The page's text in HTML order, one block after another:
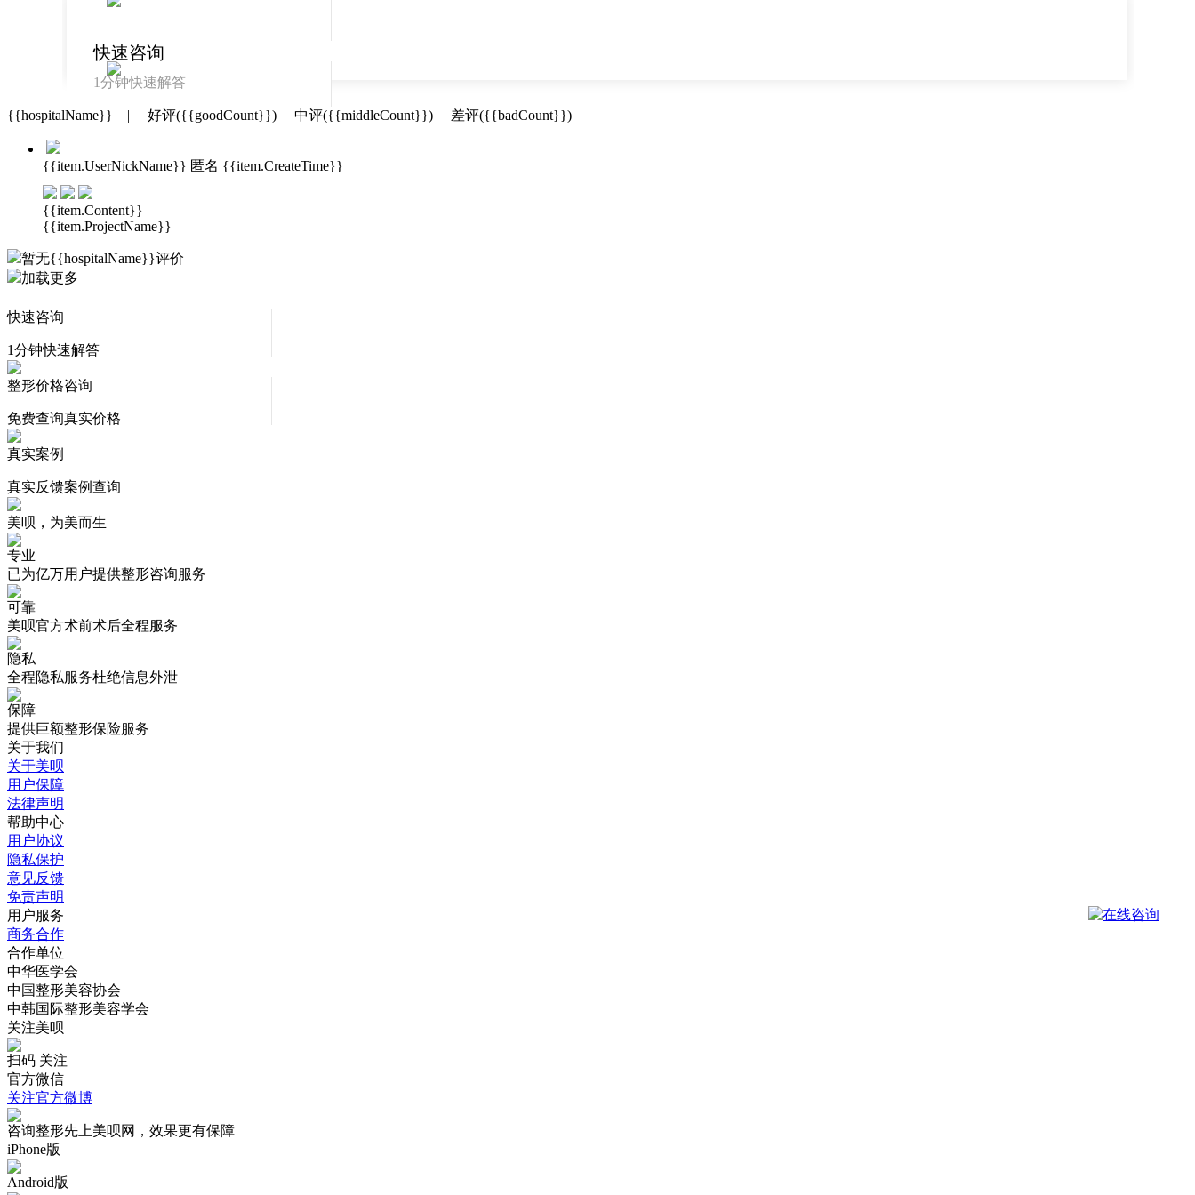
快速咨询
1分钟快速解答
整形价格查询
格
真实反馈案例查
询
{{hospitalName}} | 好评({{goodCount}}) 中评({{middleCount}}) 差评({{badCount}})
{{item.UserNickName}} 匿名 {{item.CreateTime}}
{{item.Content}}
{{item.ProjectName}}
暂无{{hospitalName}}评价
加载更多
快速咨询
1分钟快速解答
整形价格咨询
免费查询真实价格
真实案例
真实反馈案例查询
美呗，为美而生
专业
已为亿万用户提供整形咨询服务
可靠
美呗官方术前术后全程服务
隐私
全程隐私服务杜绝信息外泄
保障
提供巨额整形保险服务
关于我们
关于美呗
用户保障
法律声明
帮助中心
用户协议
隐私保护
意见反馈
免责声明
用户服务
商务合作
合作单位
中华医学会
中国整形美容协会
中韩国际整形美容学会
关注美呗
扫码 关注
官方微信
关注官方微博
咨询整形先上美呗网，效果更有保障
iPhone版
Android版